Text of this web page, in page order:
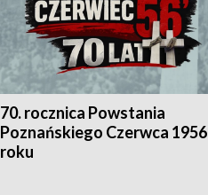
70. rocznica Powstania
Poznańskiego Czerwca 1956
roku